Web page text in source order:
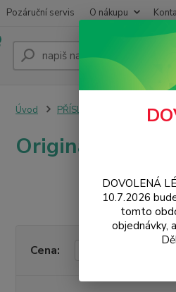
Pozáruční servis O nákupu
Úvod PŘÍSLUŠENSTVÍ
Originální
Cena:
DOVOLENÁ
10.7.2026
tomto
objednávky,